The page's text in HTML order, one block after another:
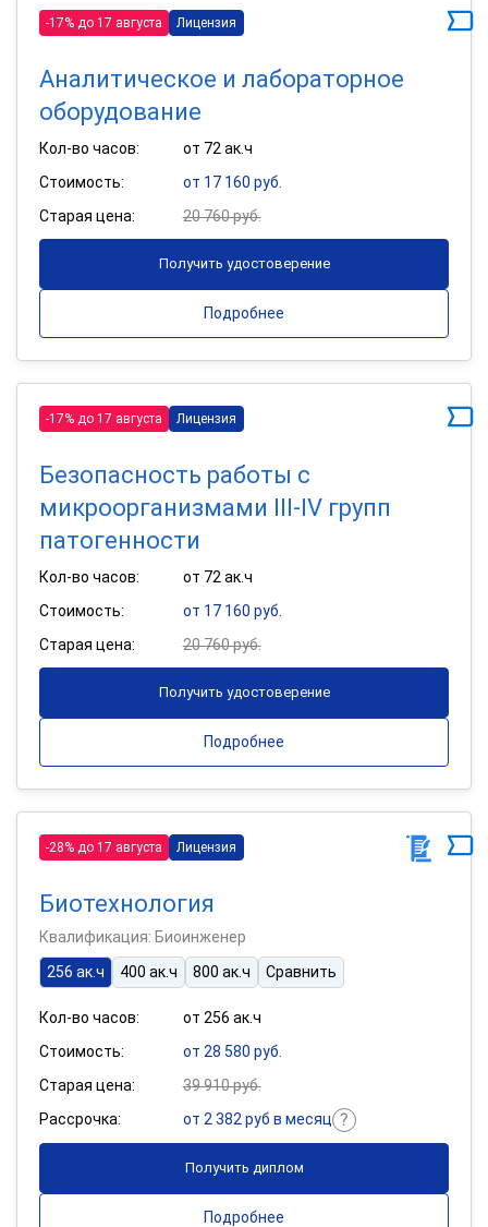
-17% до 17 августа Лицензия
Аналитическое и лабораторное
оборудование
Кол-во часов:
от 72 ак.ч
Стоимость:
от 17 160 руб.
Старая цена:
20 760 руб.
Получить удостоверение
Подробнее
-17% до 17 августа Лицензия
Безопасность работы с
микроорганизмами III-IV групп
патогенности
Кол-во часов:
от 72 ак.ч
Стоимость:
от 17 160 руб.
Старая цена:
20 760 руб.
Получить удостоверение
Подробнее
-28% до 17 августа Лицензия
Биотехнология
Квалификация: Биоинженер
256 ак.ч
400 ак.ч 800 ак.ч Сравнить
Кол-во часов:
от 256 ак.ч
Стоимость:
от 28 580 руб.
Старая цена:
39 910 руб.
Рассрочка:
от 2 382 руб в месяц
Получить диплом
Подробнее